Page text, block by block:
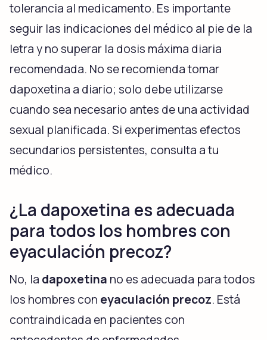
tolerancia al medicamento. Es importante
seguir las indicaciones del médico al pie de la
letra y no superar la dosis máxima diaria
recomendada. No se recomienda tomar
dapoxetina a diario; solo debe utilizarse
cuando sea necesario antes de una actividad
sexual planificada. Si experimentas efectos
secundarios persistentes, consulta a tu
médico.
¿La dapoxetina es adecuada
para todos los hombres con
eyaculación precoz?
No, la dapoxetina no es adecuada para todos
los hombres con eyaculación precoz. Está
contraindicada en pacientes con